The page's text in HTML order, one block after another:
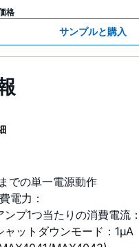
格
サンプルと購入
での単一電源動作
電力：
ンプ1つ当たりの消費電流
ャットダウンモード：1µA